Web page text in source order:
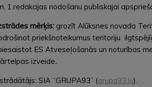
1.redakcijas nodošanu publiskajai
mērķis: grozīt Alūksnes novada
priekšnoteikumus teritoriju
ES Atveseļošanās un noturības
izveide.
SIA “GRUPA93” (grupa93.lv).